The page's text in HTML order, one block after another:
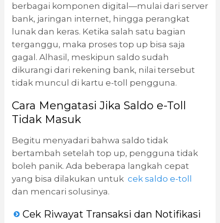
berbagai komponen digital—mulai dari server
bank, jaringan internet, hingga perangkat
lunak dan keras. Ketika salah satu bagian
terganggu, maka proses top up bisa saja
gagal. Alhasil, meskipun saldo sudah
dikurangi dari rekening bank, nilai tersebut
tidak muncul di kartu e-toll pengguna.
Cara Mengatasi Jika Saldo e-Toll
Tidak Masuk
Begitu menyadari bahwa saldo tidak
bertambah setelah top up, pengguna tidak
boleh panik. Ada beberapa langkah cepat
yang bisa dilakukan untuk cek saldo e-toll
dan mencari solusinya.
Cek Riwayat Transaksi dan Notifikasi